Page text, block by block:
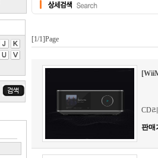
[1/1]Page
CD
판매